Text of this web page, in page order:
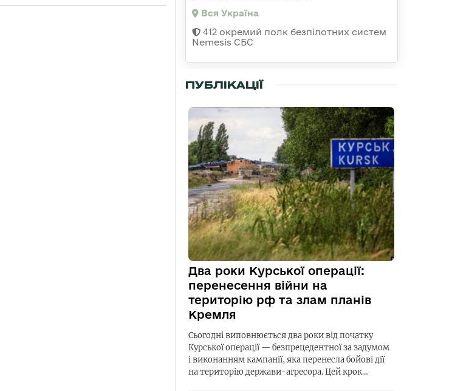
Вся Україна
412 окремий полк безпілотних систем
Nemesis СБС
ПУБЛІКАЦІЇ
Два роки Курської операції:
перенесення війни на
територію рф та злам планів
Кремля
Сьогодні виповнюється два роки від початку
Курської операції — безпрецедентної за задумом
і виконанням кампанії, яка перенесла бойові дії
на територію держави-агресора. Цей крок…